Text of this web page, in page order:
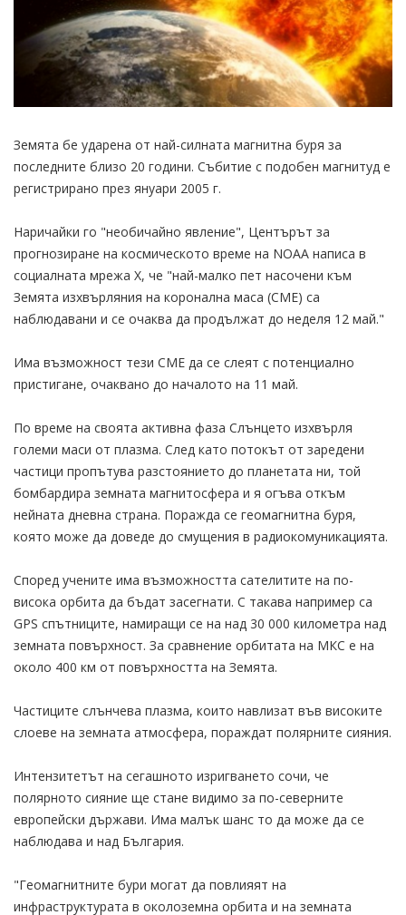
Земята бе ударена от най-силната магнитна буря за
последните близо 20 години. Събитие с подобен магнитуд е
регистрирано през януари 2005 г.
Наричайки го "необичайно явление", Центърът за
прогнозиране на космическото време на NOAA написа в
социалната мрежа Х, че "най-малко пет насочени към
Земята изхвърляния на коронална маса (СМЕ) са
наблюдавани и се очаква да продължат до неделя 12 май."
Има възможност тези СМЕ да се слеят с потенциално
пристигане, очаквано до началото на 11 май.
По време на своята активна фаза Слънцето изхвърля
големи маси от плазма. След като потокът от заредени
частици пропътува разстоянието до планетата ни, той
бомбардира земната магнитосфера и я огъва откъм
нейната дневна страна. Поражда се геомагнитна буря,
която може да доведе до смущения в радиокомуникацията.
Според учените има възможността сателитите на по-
висока орбита да бъдат засегнати. С такава например са
GPS спътниците, намиращи се на над 30 000 километра над
земната повърхност. За сравнение орбитата на МКС е на
около 400 км от повърхността на Земята.
Частиците слънчева плазма, които навлизат във високите
слоеве на земната атмосфера, пораждат полярните сияния.
Интензитетът на сегашното изригването сочи, че
полярното сияние ще стане видимо за по-северните
европейски държави. Има малък шанс то да може да се
наблюдава и над България.
"Геомагнитните бури могат да повлияят на
инфраструктурата в околоземна орбита и на земната